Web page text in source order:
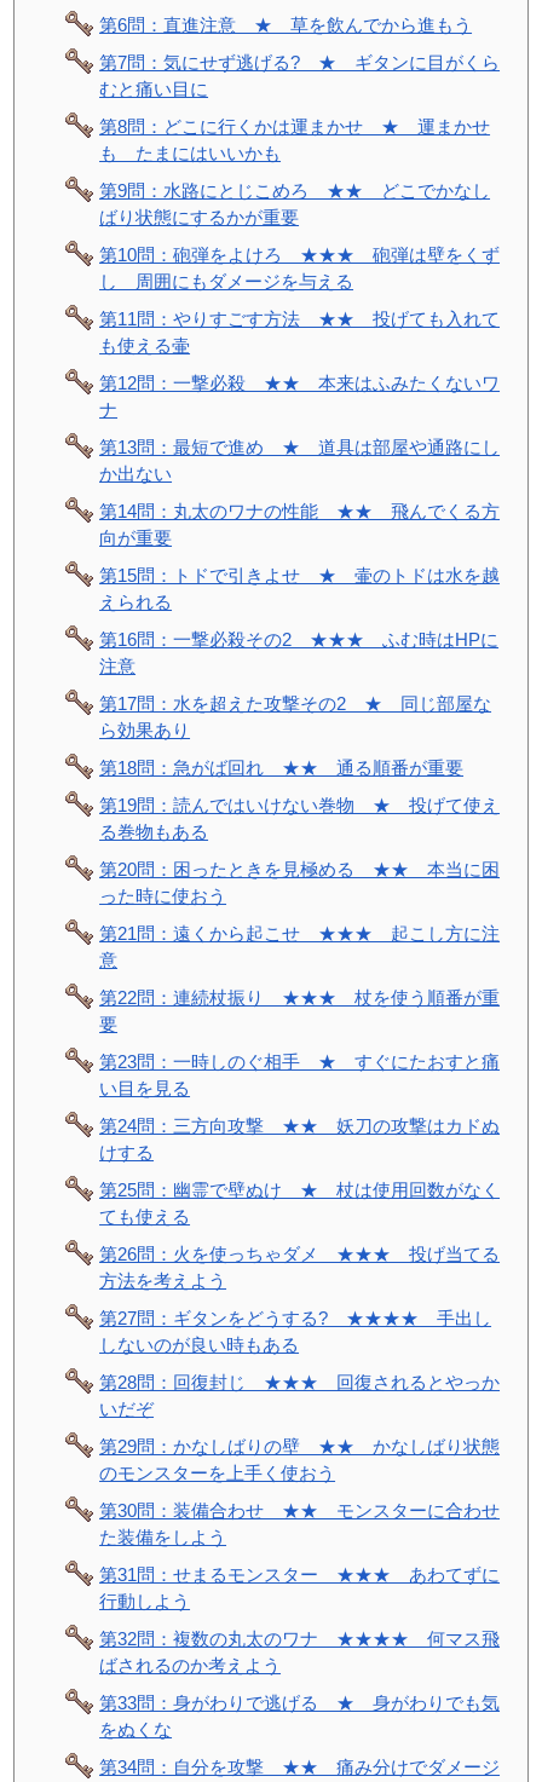
第6問：直進注意 ★ 草を飲んでから進もう
第7問：気にせず逃げる? ★ ギタンに目がくら
むと痛い目に
第8問：どこに行くかは運まかせ ★ 運まかせ
も たまにはいいかも
第9問：水路にとじこめろ ★★ どこでかなし
ばり状態にするかが重要
第10問：砲弾をよけろ ★★★ 砲弾は壁をくず
し 周囲にもダメージを与える
第11問：やりすごす方法 ★★ 投げても入れて
も使える壷
第12問：一撃必殺 ★★ 本来はふみたくないワ
ナ
第13問：最短で進め ★ 道具は部屋や通路にし
か出ない
第14問：丸太のワナの性能 ★★ 飛んでくる方
向が重要
第15問：トドで引きよせ ★ 壷のトドは水を越
えられる
第16問：一撃必殺その2 ★★★ ふむ時はHPに
注意
第17問：水を超えた攻撃その2 ★ 同じ部屋な
ら効果あり
第18問：急がば回れ ★★ 通る順番が重要
第19問：読んではいけない巻物 ★ 投げて使え
る巻物もある
第20問：困ったときを見極める ★★ 本当に困
った時に使おう
第21問：遠くから起こせ ★★★ 起こし方に注
意
第22問：連続杖振り ★★★ 杖を使う順番が重
要
第23問：一時しのぐ相手 ★ すぐにたおすと痛
い目を見る
第24問：三方向攻撃 ★★ 妖刀の攻撃はカドぬ
けする
第25問：幽霊で壁ぬけ ★ 杖は使用回数がなく
ても使える
第26問：火を使っちゃダメ ★★★ 投げ当てる
方法を考えよう
第27問：ギタンをどうする? ★★★★ 手出し
しないのが良い時もある
第28問：回復封じ ★★★ 回復されるとやっか
いだぞ
第29問：かなしばりの壁 ★★ かなしばり状態
のモンスターを上手く使おう
第30問：装備合わせ ★★ モンスターに合わせ
た装備をしよう
第31問：せまるモンスター ★★★ あわてずに
行動しよう
第32問：複数の丸太のワナ ★★★★ 何マス飛
ばされるのか考えよう
第33問：身がわりで逃げる ★ 身がわりでも気
をぬくな
第34問：自分を攻撃 ★★ 痛み分けでダメージ